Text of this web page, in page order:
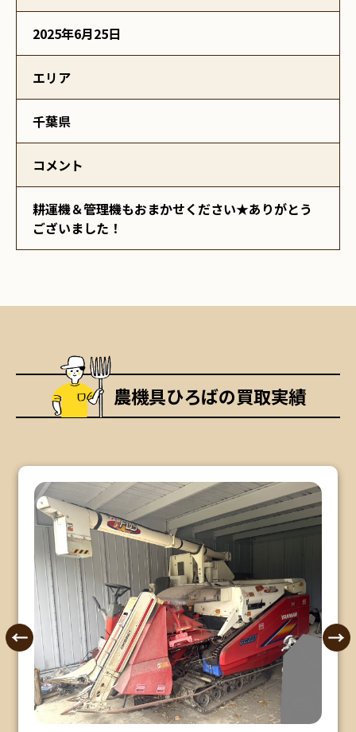
2025年6月25日
エリア
千葉県
コメント
耕運機＆管理機もおまかせください★ありがとう
ございました！
農機具ひろばの買取実績